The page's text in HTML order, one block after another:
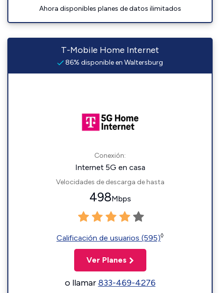
Ahora disponibles planes de datos ilimitados
T-Mobile Home Internet
86% disponible en Waltersburg
Conexión:
Internet 5G en casa
Velocidades de descarga de hasta
498Mbps
Calificación de usuarios (595)◊
Ver Planes
o llamar833-469-4276